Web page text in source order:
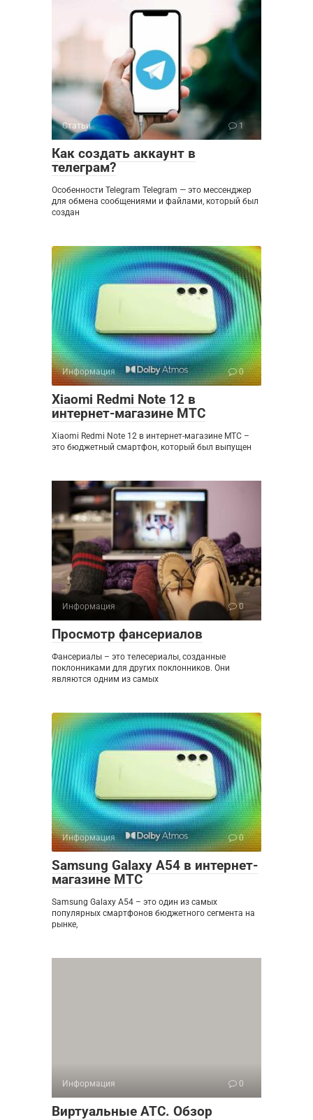
Статьи 1
Как создать аккаунт в
телеграм?
Особенности Telegram Telegram — это мессенджер
для обмена сообщениями и файлами, который был
создан
Информация 0
Xiaomi Redmi Note 12 в
интернет-магазине МТС
Xiaomi Redmi Note 12 в интернет-магазине МТС –
это бюджетный смартфон, который был выпущен
Информация 0
Просмотр фансериалов
Фансериалы – это телесериалы, созданные
поклонниками для других поклонников. Они
являются одним из самых
Информация 0
Samsung Galaxy A54 в интернет-
магазине МТС
Samsung Galaxy A54 – это один из самых
популярных смартфонов бюджетного сегмента на
рынке,
Информация 0
Виртуальные АТС. Обзор